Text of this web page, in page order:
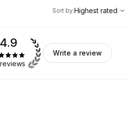
Highest rated
Sort by:Highest rated
4.9
Write a review